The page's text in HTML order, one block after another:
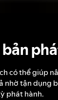
có thể giúp
nhờ tận dụng
phát hành.